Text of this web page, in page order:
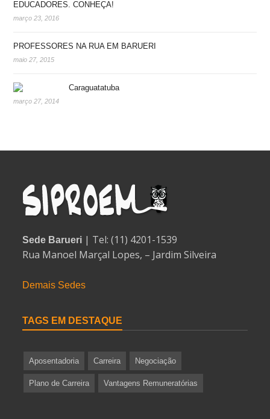
EDUCADORES. CONHEÇA!
março 23, 2016
PROFESSORES NA RUA EM BARUERI
maio 27, 2015
Caraguatatuba
março 27, 2014
Sede Barueri | Tel: (11) 4201-1539
Rua Manoel Marçal Lopes, – Jardim Silveira
Demais Sedes
TAGS EM DESTAQUE
Aposentadoria Carreira Negociação
Plano de Carreira Vantagens Remuneratórias